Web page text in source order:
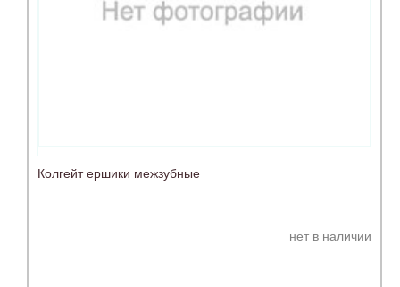
Колгейт ершики межзубные
нет в наличии